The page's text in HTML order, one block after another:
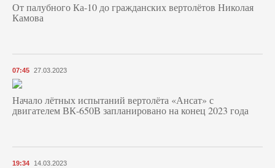
От палубного Ка-10 до гражданских вертолётов Николая
Камова
07:45 27.03.2023
Начало лётных испытаний вертолёта «Ансат» с
двигателем ВК-650В запланировано на конец 2023 года
19:34 14.03.2023